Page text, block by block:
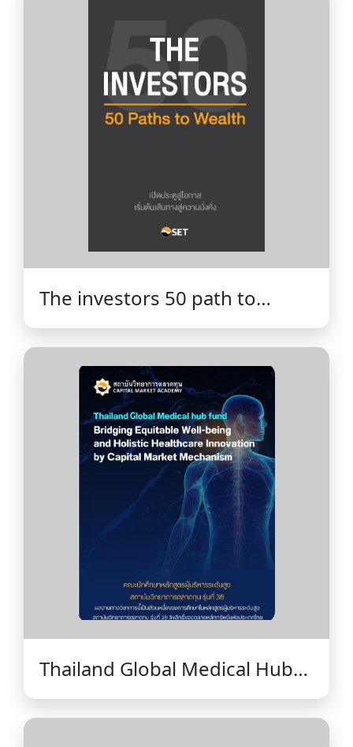
The investors 50 path to
wealth เปิดประตูสู่โอกาส เริ่มต้น
เส้นทางสู่ ความมั่งคั่ง
Thailand Global Medical Hub
Fund - Bridging Equitable
Well-being and Holistic